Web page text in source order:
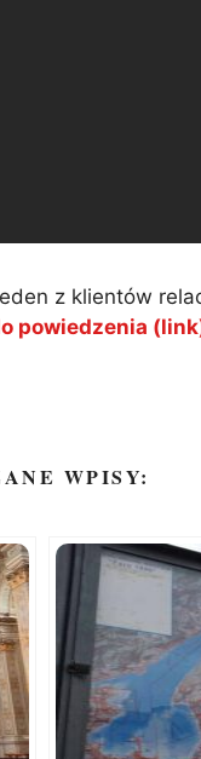
z klientów
powiedzenia
WPISY: